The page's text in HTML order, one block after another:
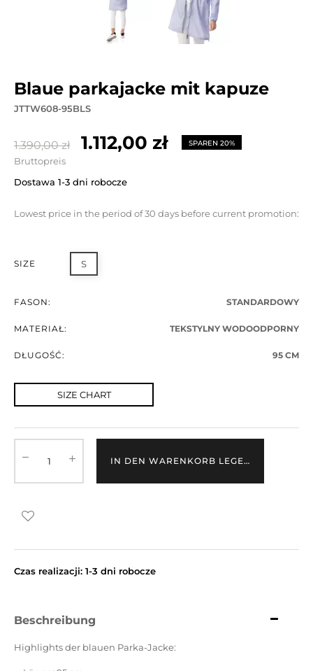
blaue parkajacke mit kapuze
JTTW608-95BLS
1.390,00 zł 1.112,00 zł SPAREN 20%
Bruttopreis
Dostawa 1-3 dni robocze
Lowest price in the period of 30 days before current promotion:
SIZE S
FASON: STANDARDOWY
MATERIAŁ: TEKSTYLNY WODOODPORNY
DŁUGOŚĆ: 95 CM
SIZE CHART
IN DEN WARENKORB LEGEN
Czas realizacji: 1-3 dni robocze
Beschreibung
Highlights der blauen Parka-Jacke: